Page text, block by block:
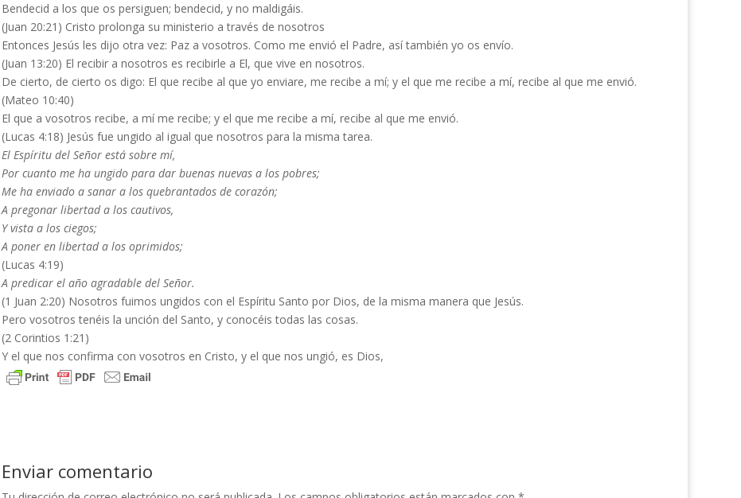
Bendecid a los que os persiguen; bendecid, y no maldigáis.
(Juan 20:21) Cristo prolonga su ministerio a través de nosotros
Entonces Jesús les dijo otra vez: Paz a vosotros. Como me envió el Padre, así también yo os envío.
(Juan 13:20) El recibir a nosotros es recibirle a El, que vive en nosotros.
De cierto, de cierto os digo: El que recibe al que yo enviare, me recibe a mí; y el que me recibe a mí, recibe al que me envió.
(Mateo 10:40)
El que a vosotros recibe, a mí me recibe; y el que me recibe a mí, recibe al que me envió.
(Lucas 4:18) Jesús fue ungido al igual que nosotros para la misma tarea.
El Espíritu del Señor está sobre mí,
Por cuanto me ha ungido para dar buenas nuevas a los pobres;
Me ha enviado a sanar a los quebrantados de corazón;
A pregonar libertad a los cautivos,
Y vista a los ciegos;
A poner en libertad a los oprimidos;
(Lucas 4:19)
A predicar el año agradable del Señor.
(1 Juan 2:20) Nosotros fuimos ungidos con el Espíritu Santo por Dios, de la misma manera que Jesús.
Pero vosotros tenéis la unción del Santo, y conocéis todas las cosas.
(2 Corintios 1:21)
Y el que nos confirma con vosotros en Cristo, y el que nos ungió, es Dios,
Enviar comentario